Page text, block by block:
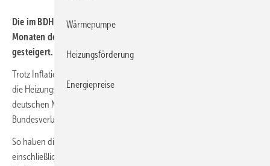
Die im BDH organisierten Hersteller haben in den ersten zehn
Monaten des Jahres 2022 den Absatz an Wärmeerzeugern um 3 %
gesteigert. Bei Wärmepumpen beträgt das Plus 42 %.
Trotz Inflation und teilweise noch immer gestörter Lieferketten blickt
die Heizungsindustrie weiterhin auf eine positive Entwicklung im
deutschen Markt. Das geht aus der aktuellen Absatzstatistik des
Bundesverbands der Deutschen Heizungsindustrie (
So haben die im BDH organisierten Hersteller von Januar bis
einschließlich Oktober 2022 rund 3 Prozent mehr Geräte als im
Wärmepumpe
Heizungsförderung
Energiepreise